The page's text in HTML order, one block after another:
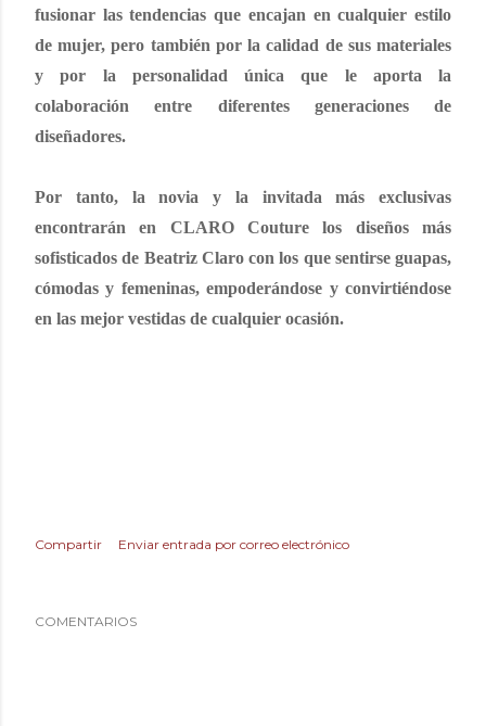
fusionar las tendencias que encajan en cualquier estilo
de mujer, pero también por la calidad de sus materiales
y por la personalidad única que le aporta la
colaboración entre diferentes generaciones de
diseñadores.
Por tanto, la novia y la invitada más exclusivas
encontrarán en CLARO Couture los diseños más
sofisticados de Beatriz Claro con los que sentirse guapas,
cómodas y femeninas, empoderándose y convirtiéndose
en las mejor vestidas de cualquier ocasión.
Compartir Enviar entrada por correo electrónico
COMENTARIOS